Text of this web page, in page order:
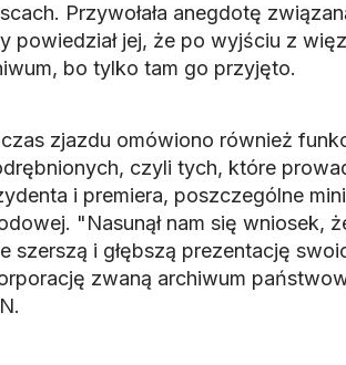
Przywołała anegdotę
powiedział jej, że po wyjściu z
bo tylko tam go przyjęto.
zjazdu omówiono również
czyli tych, które
i premiera, poszczególne
"Nasunął nam się wniosek,
szerszą i głębszą prezentację
zwaną archiwum